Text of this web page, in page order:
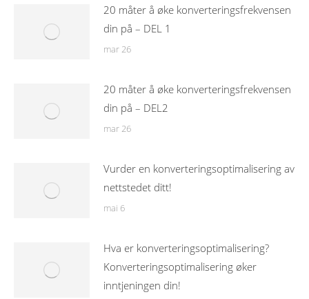
20 måter å øke konverteringsfrekvensen
din på – DEL 1
mar 26
20 måter å øke konverteringsfrekvensen
din på – DEL2
mar 26
Vurder en konverteringsoptimalisering av
nettstedet ditt!
mai 6
Hva er konverteringsoptimalisering?
Konverteringsoptimalisering øker
inntjeningen din!